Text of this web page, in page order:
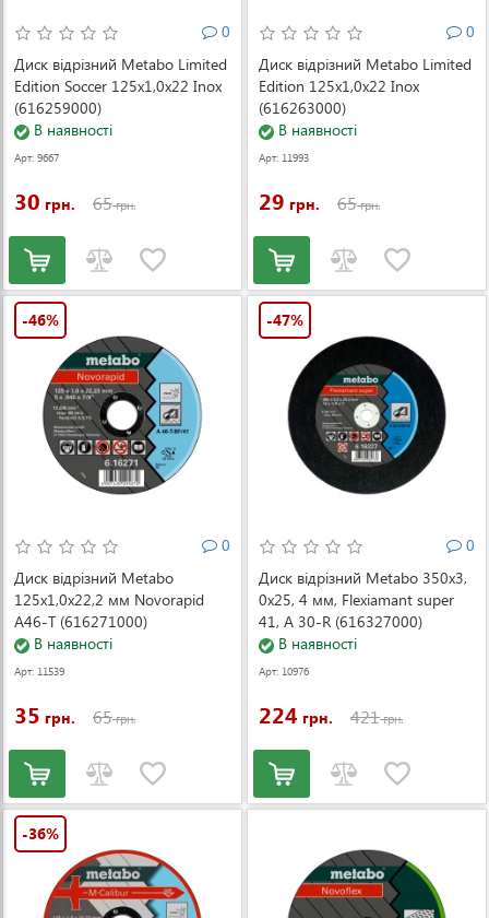
0
Диск відрізний Metabo Limited
Edition Soccer 125x1,0x22 Inox
(616259000)
В наявності
Арт: 9667
30 грн. 65грн.
0
Диск відрізний Metabo Limited
Edition 125x1,0x22 Inox
(616263000)
В наявності
Арт: 11993
29 грн. 65грн.
-46%
0
Диск відрізний Metabo
125x1,0х22,2 мм Novorapid
A46-T (616271000)
В наявності
Арт: 11539
35 грн. 65грн.
-47%
0
Диск відрізний Metabo 350x3,
0x25, 4 мм, Flexiamant super
41, A 30-R (616327000)
В наявності
Арт: 10976
224 грн. 421грн.
-36%